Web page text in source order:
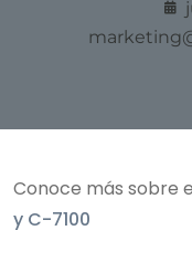
Conoce más sobre
y C-7100